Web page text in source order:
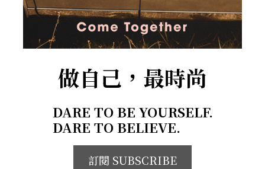
做自己，最時尚
DARE TO BE YOURSELF.
DARE TO BELIEVE.
訂閱 SUBSCRIBE